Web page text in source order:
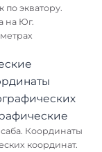
по экватору.
на Юг.
Координаты
координат.